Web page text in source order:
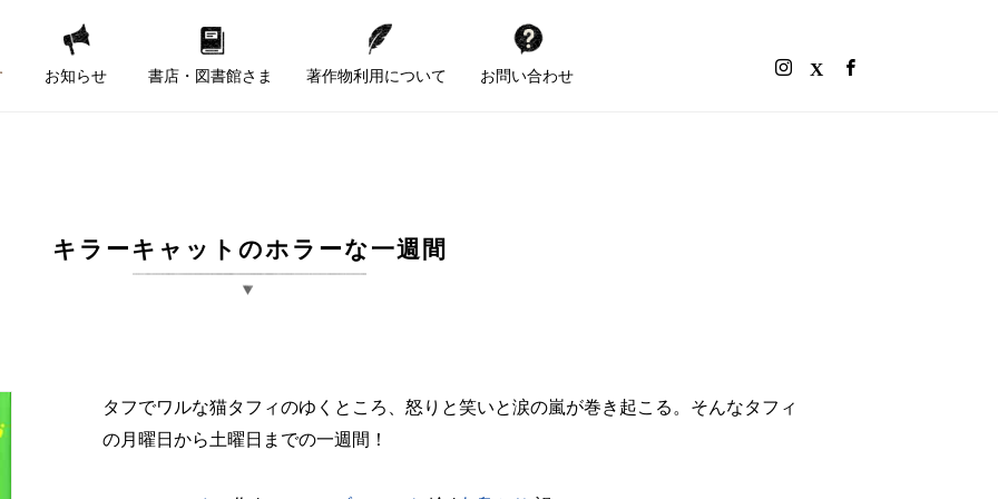
お知らせ 書店・図書館さま 著作物利用について お問い合わせ
キラーキャットのホラーな一週間
タフでワルな猫タフィのゆくところ、怒りと笑いと涙の嵐が巻き起こる。そんなタフィ
の月曜日から土曜日までの一週間！